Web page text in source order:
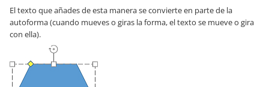
El texto que añades de esta manera se convierte en parte de la
autoforma (cuando mueves o giras la forma, el texto se mueve o gira
con ella).